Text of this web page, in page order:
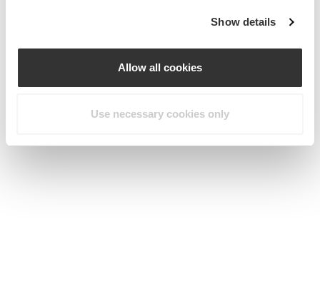
Show details
Allow all cookies
Use necessary cookies only